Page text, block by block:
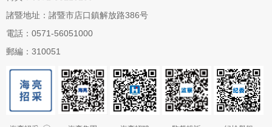
諸暨地址：諸暨市店口鎮解放路386号
電話：0571-56051000
郵編：310051